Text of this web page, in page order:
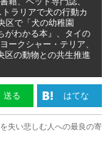
ラリアで犬の行動カ
区で「犬の幼稚園
がわかる本』、タイの
ークシャー・テリア、
区の動物との共生推進
送る はてな
失い悲しむ人への最良の寄